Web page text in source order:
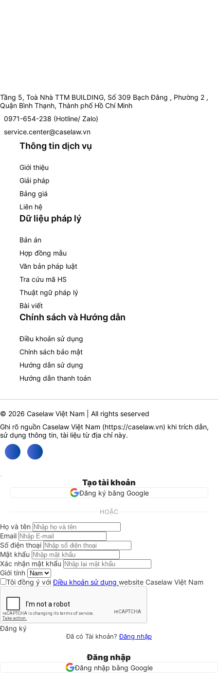
Tầng 5, Toà Nhà TTM BUILDING, Số 309 Bạch Đằng , Phường 2 ,
Quận Bình Thạnh, Thành phố Hồ Chí Minh
0971-654-238 (Hotline/ Zalo)
service.center@caselaw.vn
Thông tin dịch vụ
Giới thiệu
Giải pháp
Bảng giá
Liên hệ
Dữ liệu pháp lý
Bản án
Hợp đồng mẫu
Văn bản pháp luật
Tra cứu mã HS
Thuật ngữ pháp lý
Bài viết
Chính sách và Hướng dẫn
Điều khoản sử dụng
Chính sách bảo mật
Hướng dẫn sử dụng
Hướng dẫn thanh toán
© 2026 Caselaw Việt Nam | All rights seserved
Ghi rõ nguồn Caselaw Việt Nam (https://caselaw.vn) khi trích dẫn,
sử dụng thông tin, tài liệu từ địa chỉ này.
Tạo tài khoản
Đăng ký bằng Google
HOẶC
Họ và tên
Email
Số điện thoại
Mật khẩu
Xác nhận mật khẩu
Giới tính
Tôi đồng ý vớiĐiều khoản sử dụng website Caselaw Việt Nam
Đăng ký
Đã có Tài khoản?Đăng nhập
Đăng nhập
Đăng nhập bằng Google